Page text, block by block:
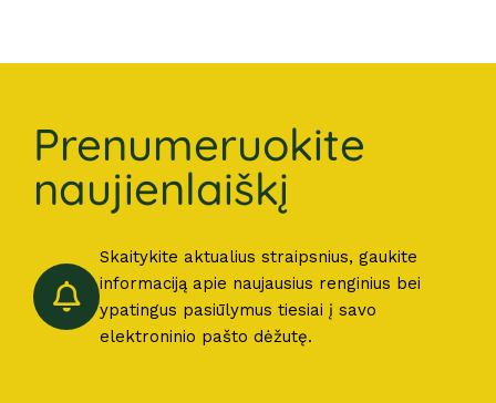
Prenumeruokite
naujienlaiškį
Skaitykite aktualius straipsnius, gaukite
informaciją apie naujausius renginius bei
ypatingus pasiūlymus tiesiai į savo
elektroninio pašto dėžutę.